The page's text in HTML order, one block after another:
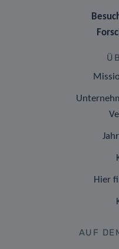
Hier
AUF